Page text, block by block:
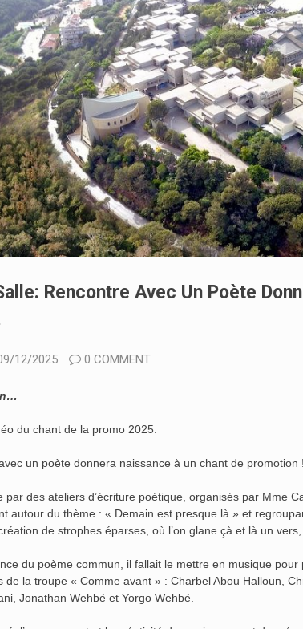
Rencontre Avec Un Poète
12/2025 0 COMMENT
du chant de la promo 2025.
un poète donnera naissance à un chant de promotion
par des ateliers d’écriture poétique, organisés par Mme
autour du thème : « Demain est presque là » et
de strophes éparses, où l’on glane çà et là un
du poème commun, il fallait le mettre en musique
de la troupe « Comme avant » : Charbel Abou Halloun,
Jonathan Wehbé et Yorgo Wehbé.